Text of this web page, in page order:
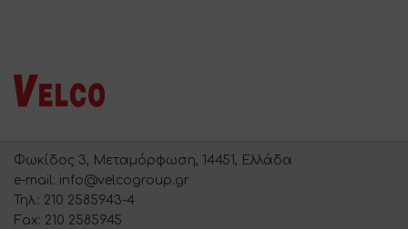
Φωκίδος 3, Μεταμόρφωση, 14451, Ελλάδα
e-mail: info@velcogroup.gr
Τηλ.: 210 2585943-4
Fax: 210 2585945